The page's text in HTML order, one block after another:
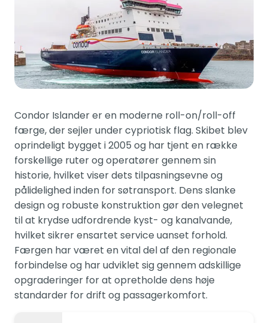
Condor Islander er en moderne roll-on/roll-off
færge, der sejler under cypriotisk flag. Skibet blev
oprindeligt bygget i 2005 og har tjent en række
forskellige ruter og operatører gennem sin
historie, hvilket viser dets tilpasningsevne og
pålidelighed inden for søtransport. Dens slanke
design og robuste konstruktion gør den velegnet
til at krydse udfordrende kyst- og kanalvande,
hvilket sikrer ensartet service uanset forhold.
Færgen har været en vital del af den regionale
forbindelse og har udviklet sig gennem adskillige
opgraderinger for at opretholde dens høje
standarder for drift og passagerkomfort.